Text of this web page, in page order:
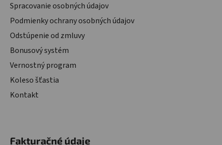
Spracovanie osobných údajov
Podmienky ochrany osobných údajov
Odstúpenie od zmluvy
Bonusový systém
Vernostný program
Koleso šťastia
Kontakt
Fakturačné údaje